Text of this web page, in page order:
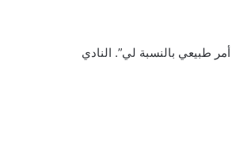
طبيعي بالنسبة لي”. النادي